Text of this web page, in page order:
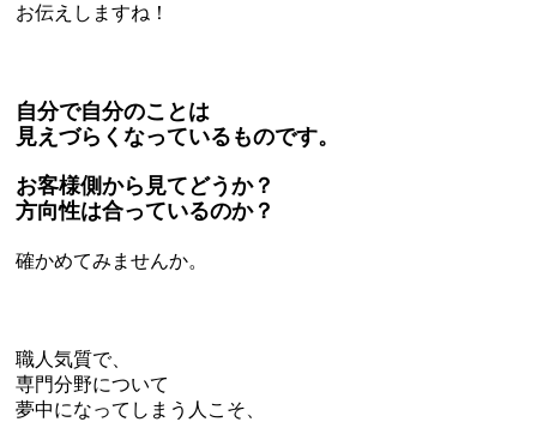
お伝えしますね！
自分で自分のことは
見えづらくなっているものです。
お客様側から見てどうか？
方向性は合っているのか？
確かめてみませんか。
職人気質で、
専門分野について
夢中になってしまう人こそ、